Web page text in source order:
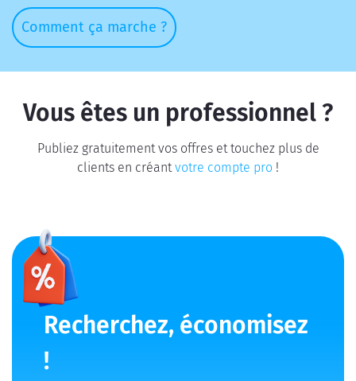
Comment ça marche ?
Vous êtes un professionnel ?
Publiez gratuitement vos offres et touchez plus de
clients en créantvotre compte pro !
Recherchez, économisez
!